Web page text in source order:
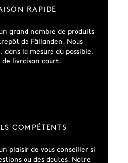
RAPIDE
grand nombre de produits
de Fällanden. Nous
dans la mesure du possible,
de livraison court.
COMPÉTENTS
plaisir de vous conseiller si
ou des doutes. Notre